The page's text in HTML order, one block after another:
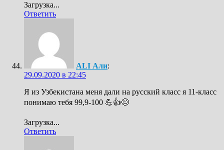
Загрузка...
Ответить
ALI Али:
29.09.2020 в 22:45
Я из Узбекистана меня дали на русский класс я 11-класс
понимаю тебя 99,9-100 💪👍😊
Загрузка...
Ответить